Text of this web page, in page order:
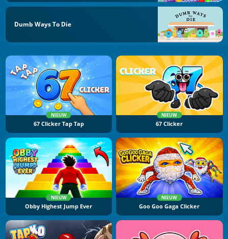
Dumb Ways To Die
NIEUW
67 Clicker Tap Tap
NIEUW
67 Clicker
NIEUW
Obby Highest Jump Ever
NIEUW
Goo Goo Gaga Clicker